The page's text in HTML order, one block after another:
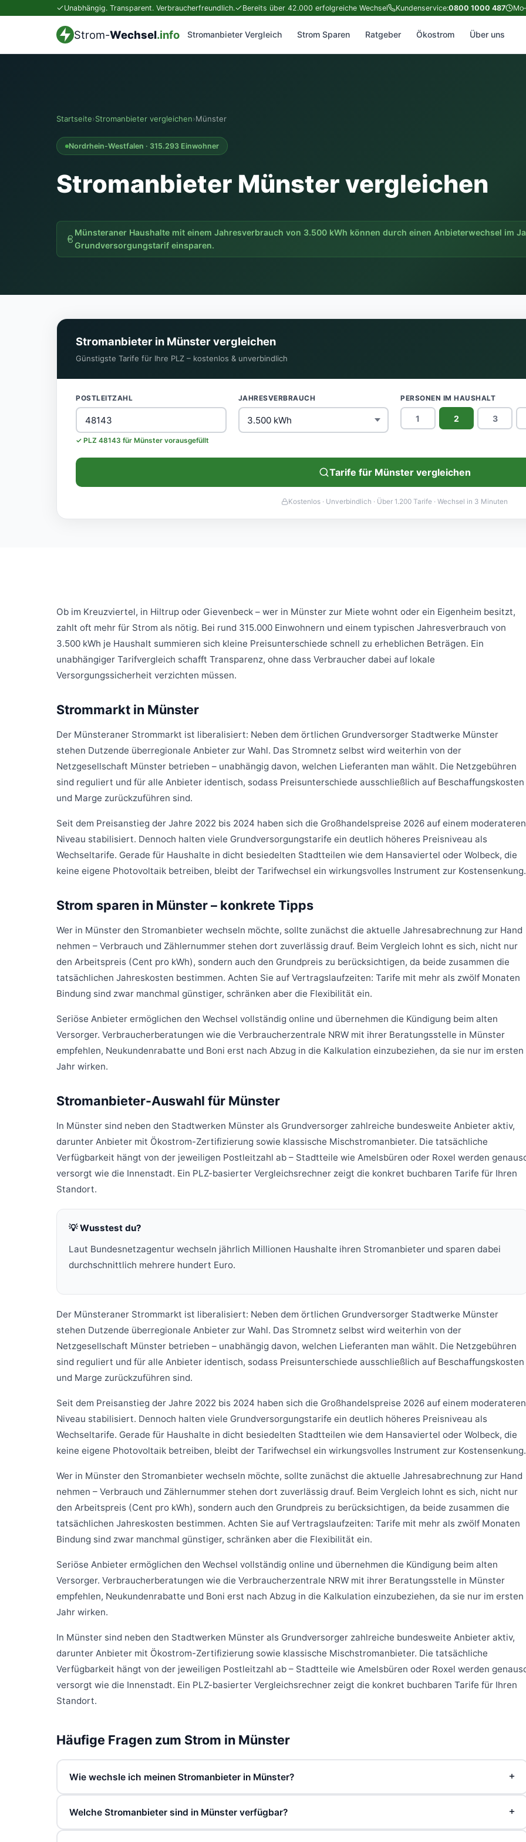
Unabhängig. Transparent. Verbraucherfreundlich. Bereits über 42.000 erfolgreiche Wechsel Kundenservice:0800 1000 487
Strom-Wechsel.info Stromanbieter Vergleich Strom Sparen Ratgeber Ökostrom Über uns
Startseite›Stromanbieter vergleichen›Münster
Nordrhein-Westfalen · 315.293 Einwohner
Stromanbieter Münster vergleichen
Münsteraner Haushalte mit einem Jahresverbrauch von 3.500 kWh können durch einen Anbieterwechsel im
Grundversorgungstarif einsparen.
Stromanbieter in Münster vergleichen
Günstigste Tarife für Ihre PLZ – kostenlos & unverbindlich
POSTLEITZAHL
✓ PLZ 48143 für Münster vorausgefüllt
JAHRESVERBRAUCH PERSONEN IM HAUSHALT
1 2 3
Tarife für Münster vergleichen
Kostenlos · Unverbindlich · Über 1.200 Tarife · Wechsel in 3 Minuten
Ob im Kreuzviertel, in Hiltrup oder Gievenbeck – wer in Münster zur Miete wohnt oder ein Eigenheim besitzt,
zahlt oft mehr für Strom als nötig. Bei rund 315.000 Einwohnern und einem typischen Jahresverbrauch von
3.500 kWh je Haushalt summieren sich kleine Preisunterschiede schnell zu erheblichen Beträgen. Ein
unabhängiger Tarifvergleich schafft Transparenz, ohne dass Verbraucher dabei auf lokale
Versorgungssicherheit verzichten müssen.
Strommarkt in Münster
Der Münsteraner Strommarkt ist liberalisiert: Neben dem örtlichen Grundversorger Stadtwerke Münster
stehen Dutzende überregionale Anbieter zur Wahl. Das Stromnetz selbst wird weiterhin von der
Netzgesellschaft Münster betrieben – unabhängig davon, welchen Lieferanten man wählt. Die Netzgebühren
sind reguliert und für alle Anbieter identisch, sodass Preisunterschiede ausschließlich auf Beschaffungskosten
und Marge zurückzuführen sind.
Seit dem Preisanstieg der Jahre 2022 bis 2024 haben sich die Großhandelspreise 2026 auf einem moderateren
Niveau stabilisiert. Dennoch halten viele Grundversorgungstarife ein deutlich höheres Preisniveau als
Wechseltarife. Gerade für Haushalte in dicht besiedelten Stadtteilen wie dem Hansaviertel oder Wolbeck, die
keine eigene Photovoltaik betreiben, bleibt der Tarifwechsel ein wirkungsvolles Instrument zur Kostensenkung.
Strom sparen in Münster – konkrete Tipps
Wer in Münster den Stromanbieter wechseln möchte, sollte zunächst die aktuelle Jahresabrechnung zur Hand
nehmen – Verbrauch und Zählernummer stehen dort zuverlässig drauf. Beim Vergleich lohnt es sich, nicht nur
den Arbeitspreis (Cent pro kWh), sondern auch den Grundpreis zu berücksichtigen, da beide zusammen die
tatsächlichen Jahreskosten bestimmen. Achten Sie auf Vertragslaufzeiten: Tarife mit mehr als zwölf Monaten
Bindung sind zwar manchmal günstiger, schränken aber die Flexibilität ein.
Seriöse Anbieter ermöglichen den Wechsel vollständig online und übernehmen die Kündigung beim alten
Versorger. Verbraucherberatungen wie die Verbraucherzentrale NRW mit ihrer Beratungsstelle in Münster
empfehlen, Neukundenrabatte und Boni erst nach Abzug in die Kalkulation einzubeziehen, da sie nur im ersten
Jahr wirken.
Stromanbieter-Auswahl für Münster
In Münster sind neben den Stadtwerken Münster als Grundversorger zahlreiche bundesweite Anbieter aktiv,
darunter Anbieter mit Ökostrom-Zertifizierung sowie klassische Mischstromanbieter. Die tatsächliche
Verfügbarkeit hängt von der jeweiligen Postleitzahl ab – Stadtteile wie Amelsbüren oder Roxel werden
versorgt wie die Innenstadt. Ein PLZ-basierter Vergleichsrechner zeigt die konkret buchbaren Tarife für Ihren
Standort.
💡 Wusstest du?
Laut Bundesnetzagentur wechseln jährlich Millionen Haushalte ihren Stromanbieter und sparen dabei
durchschnittlich mehrere hundert Euro.
Der Münsteraner Strommarkt ist liberalisiert: Neben dem örtlichen Grundversorger Stadtwerke Münster
stehen Dutzende überregionale Anbieter zur Wahl. Das Stromnetz selbst wird weiterhin von der
Netzgesellschaft Münster betrieben – unabhängig davon, welchen Lieferanten man wählt. Die Netzgebühren
sind reguliert und für alle Anbieter identisch, sodass Preisunterschiede ausschließlich auf Beschaffungskosten
und Marge zurückzuführen sind.
Seit dem Preisanstieg der Jahre 2022 bis 2024 haben sich die Großhandelspreise 2026 auf einem moderateren
Niveau stabilisiert. Dennoch halten viele Grundversorgungstarife ein deutlich höheres Preisniveau als
Wechseltarife. Gerade für Haushalte in dicht besiedelten Stadtteilen wie dem Hansaviertel oder Wolbeck, die
keine eigene Photovoltaik betreiben, bleibt der Tarifwechsel ein wirkungsvolles Instrument zur Kostensenkung.
Wer in Münster den Stromanbieter wechseln möchte, sollte zunächst die aktuelle Jahresabrechnung zur Hand
nehmen – Verbrauch und Zählernummer stehen dort zuverlässig drauf. Beim Vergleich lohnt es sich, nicht nur
den Arbeitspreis (Cent pro kWh), sondern auch den Grundpreis zu berücksichtigen, da beide zusammen die
tatsächlichen Jahreskosten bestimmen. Achten Sie auf Vertragslaufzeiten: Tarife mit mehr als zwölf Monaten
Bindung sind zwar manchmal günstiger, schränken aber die Flexibilität ein.
Seriöse Anbieter ermöglichen den Wechsel vollständig online und übernehmen die Kündigung beim alten
Versorger. Verbraucherberatungen wie die Verbraucherzentrale NRW mit ihrer Beratungsstelle in Münster
empfehlen, Neukundenrabatte und Boni erst nach Abzug in die Kalkulation einzubeziehen, da sie nur im ersten
Jahr wirken.
In Münster sind neben den Stadtwerken Münster als Grundversorger zahlreiche bundesweite Anbieter aktiv,
darunter Anbieter mit Ökostrom-Zertifizierung sowie klassische Mischstromanbieter. Die tatsächliche
Verfügbarkeit hängt von der jeweiligen Postleitzahl ab – Stadtteile wie Amelsbüren oder Roxel werden
versorgt wie die Innenstadt. Ein PLZ-basierter Vergleichsrechner zeigt die konkret buchbaren Tarife für Ihren
Standort.
Häufige Fragen zum Strom in Münster
Wie wechsle ich meinen Stromanbieter in Münster?
bisherigen Vertrag in der Regel selbst. Sie benötigen dafür Ihre Zählernummer, die auf der Jahresabrechnung
steht, sowie Ihren aktuellen Jahresverbrauch. Der gesamte Prozess läuft netzunterbrechungsfrei ab, da das
Welche Stromanbieter sind in Münster verfügbar?